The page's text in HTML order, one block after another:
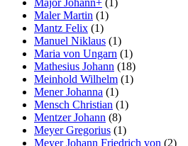
Major Johann+ (1)
Maler Martin (1)
Mantz Felix (1)
Manuel Niklaus (1)
Maria von Ungarn (1)
Mathesius Johann (18)
Meinhold Wilhelm (1)
Mener Johanna (1)
Mensch Christian (1)
Mentzer Johann (8)
Meyer Gregorius (1)
Meyer Johann Friedrich von (2)